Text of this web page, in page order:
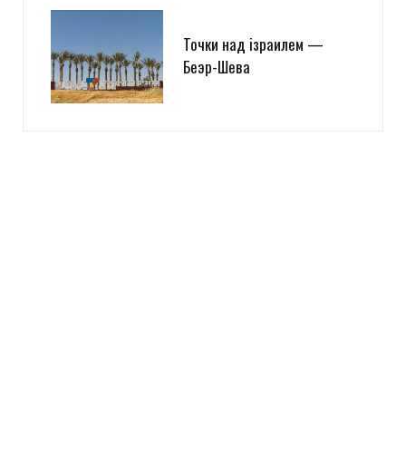
Точки над iзраилем —
Беэр-Шева